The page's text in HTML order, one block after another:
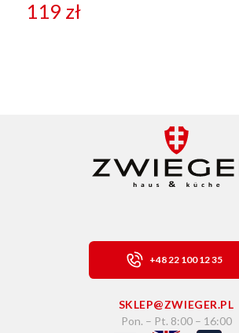
119 zł
+48 22 100 12 35
SKLEP@ZWIEGER.PL
Pon. – Pt. 8:00 – 16:00